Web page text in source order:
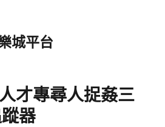
城平台
才專尋人捉姦三
器